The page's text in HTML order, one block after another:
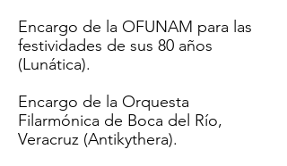
Encargo de la OFUNAM para las
festividades de sus 80 años
(Lunática).
Encargo de la Orquesta
Filarmónica de Boca del Río,
Veracruz (Antikythera).